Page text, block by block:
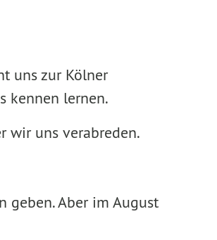
uns zur Kölner
kennen lernen.
wir uns verabreden.
geben. Aber im August